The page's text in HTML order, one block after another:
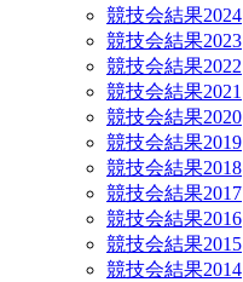
競技会結果2024
競技会結果2023
競技会結果2022
競技会結果2021
競技会結果2020
競技会結果2019
競技会結果2018
競技会結果2017
競技会結果2016
競技会結果2015
競技会結果2014